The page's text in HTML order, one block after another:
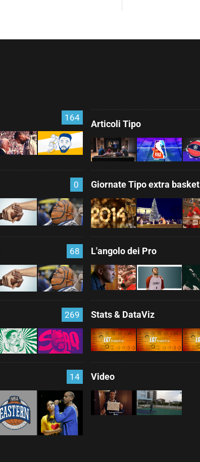
164
Articoli Tipo
0 Giornate Tipo extra basket
68 L'angolo dei Pro
269 Stats & DataViz
14 Video